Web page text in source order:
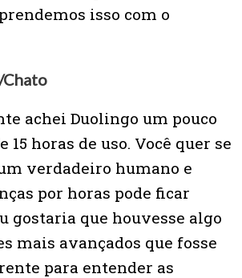
isso com o
achei Duolingo um pouco
15 horas de uso. Você quer se
verdadeiro humano e
por horas pode ficar
gostaria que houvesse algo
mais avançados que fosse
para entender as